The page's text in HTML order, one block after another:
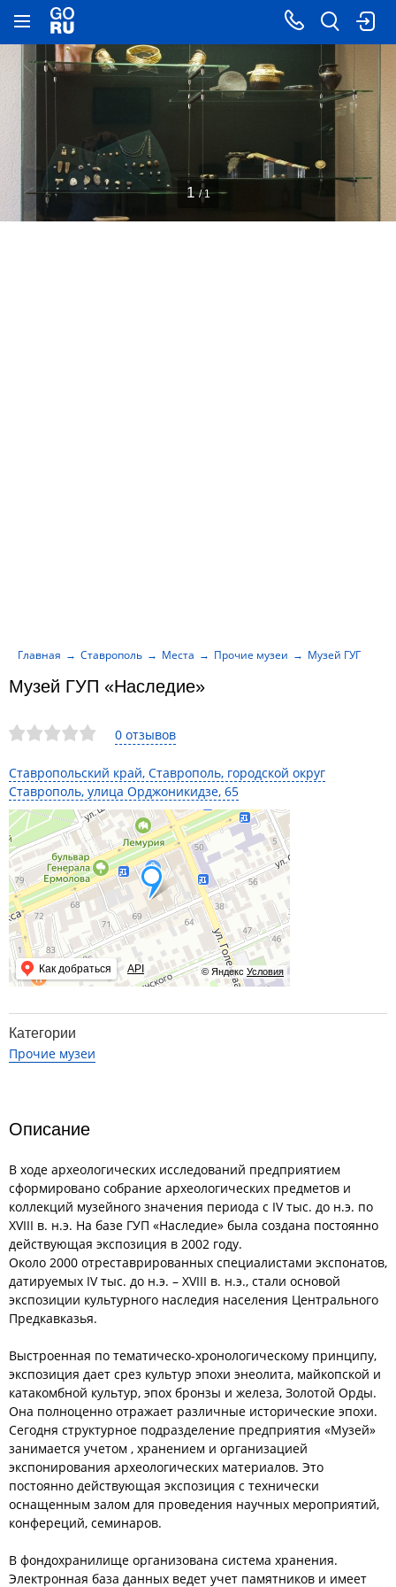
0 отзывов
Ставропольский край, Ставрополь, городской округ
Ставрополь, улица Орджоникидзе, 65
© Яндекс Условия
Как добраться API
Музей ГУП «Наследие»
Главная Ставрополь Места Прочие музеи Музей ГУП
1 / 1
Категории
Прочие музеи
Описание
В ходе археологических исследований предприятием
сформировано собрание археологических предметов и
коллекций музейного значения периода с IV тыс. до н.э. по
XVIII в. н.э. На базе ГУП «Наследие» была создана постоянно
действующая экспозиция в 2002 году.
Около 2000 отреставрированных специалистами экспонатов,
датируемых IV тыс. до н.э. – XVIII в. н.э., стали основой
экспозиции культурного наследия населения Центрального
Предкавказья.
Выстроенная по тематическо-хронологическому принципу,
экспозиция дает срез культур эпохи энеолита, майкопской и
катакомбной культур, эпох бронзы и железа, Золотой Орды.
Она полноценно отражает различные исторические эпохи.
Сегодня структурное подразделение предприятия «Музей»
занимается учетом , хранением и организацией
экспонирования археологических материалов. Это
постоянно действующая экспозиция с технически
оснащенным залом для проведения научных мероприятий,
конфереций, семинаров.
В фондохранилище организована система хранения.
Электронная база данных ведет учет памятников и имеет